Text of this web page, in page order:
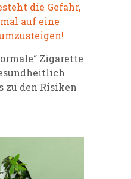
die Gefahr,
auf eine
Zigarette
zu den Risiken